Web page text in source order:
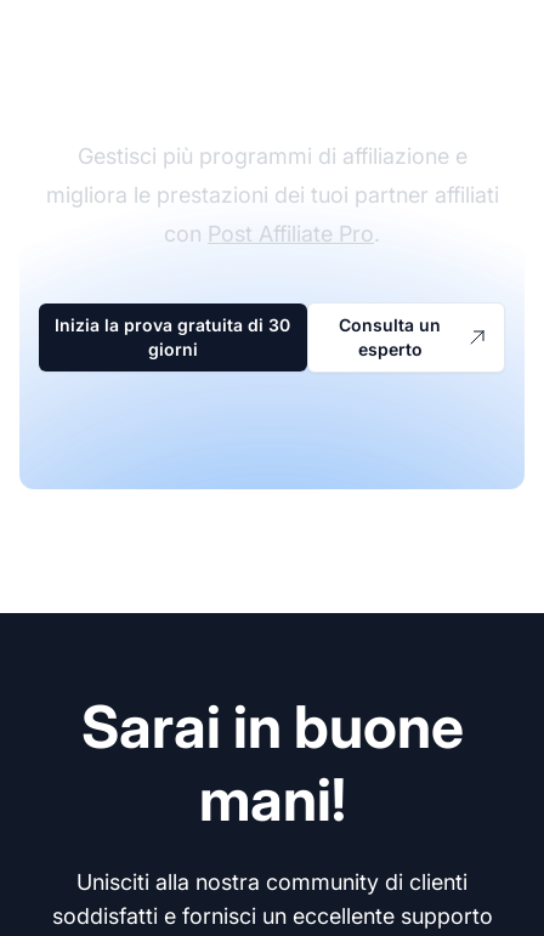
Gestisci più programmi di affiliazione e
migliora le prestazioni dei tuoi partner affiliati
con Post Affiliate Pro.
Inizia la prova gratuita di 30
giorni
Consulta un
esperto
Sarai in buone
mani!
Unisciti alla nostra community di clienti
soddisfatti e fornisci un eccellente supporto